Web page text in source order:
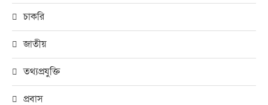
চাকরি
জাতীয়
তথ্যপ্রযুক্তি
প্রবাস